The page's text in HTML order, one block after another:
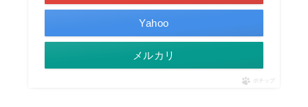
Yahoo
メルカリ
ポチップ